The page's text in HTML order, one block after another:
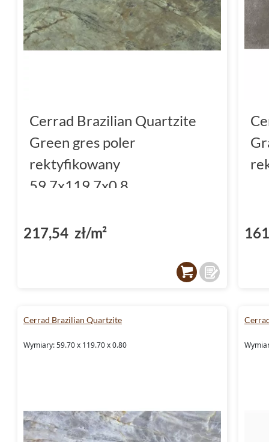
Cerrad Brazilian Quartzite
Green gres poler
rektyfikowany
59.7x119.7x0.8
217,54 zł/m²
Cerrad Brazilian Quartzite
Wymiary: 59.70 x 119.70 x 0.80